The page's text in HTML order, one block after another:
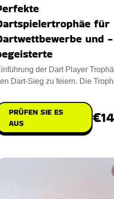
für
und -
der Dart Player
Dart-Sieg zu feiern. Die
PRÜFEN SIE ES
AUS